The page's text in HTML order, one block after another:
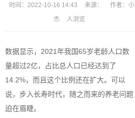
时间： 2022-10-16 14:43 来源： 作者： 小
杰
人浏览
数据显示，2021年我国65岁老龄人口数
量超过2亿，占比总人口已经达到了
14.2%，而且这个比例还在扩大。可以
说，步入长寿时代，随之而来的养老问题
迫在眉睫。